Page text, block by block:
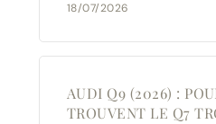
18/07/2026
AUDI Q9 (2026) :
TROUVENT LE Q7